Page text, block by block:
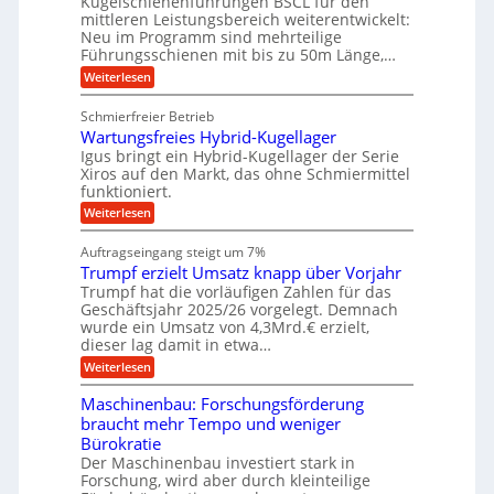
e
b
u
n
g
e
n
e
u
b
b
e
w
e
g
u
n
g
e
n
m
o
t
i
v
e
n
d
M
a
s
c
h
i
e
n
b
a
u
e
r
W
e
r
k
z
e
u
g
k
r
e
i
s
a
u
f
mittleren Leistungsbereich weiterentwickelt:
Neu im Programm sind mehrteilige
Führungsschienen mit bis zu 50m Länge,…
Weiterlesen:
K
g
e
l
s
c
h
i
e
e
n
f
ü
h
r
u
n
g
e
n
B
S
C
L
Schmierfreier Betrieb
Wartungsfreies Hybrid-Kugellager
Igus bringt ein Hybrid-Kugellager der Serie
Xiros auf den Markt, das ohne Schmiermittel
funktioniert.
Weiterlesen:
W
r
t
u
n
g
s
f
r
e
e
s
H
y
b
r
Auftragseingang steigt um 7%
Trumpf erzielt Umsatz knapp über Vorjahr
Trumpf hat die vorläufigen Zahlen für das
Geschäftsjahr 2025/26 vorgelegt. Demnach
wurde ein Umsatz von 4,3Mrd.€ erzielt,
dieser lag damit in etwa…
Weiterlesen:
T
u
m
p
f
e
r
Maschinenbau: Forschungsförderung
braucht mehr Tempo und weniger
Bürokratie
Der Maschinenbau investiert stark in
Forschung, wird aber durch kleinteilige